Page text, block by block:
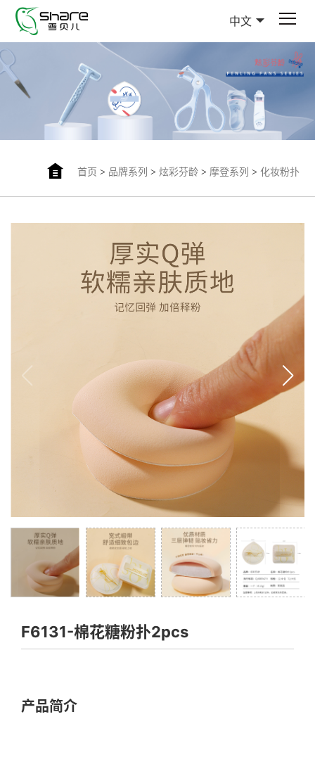
中文
首页 > 品牌系列 > 炫彩芬龄> 摩登系列 > 化妆粉扑
F6131-棉花糖粉扑2pcs
产品简介